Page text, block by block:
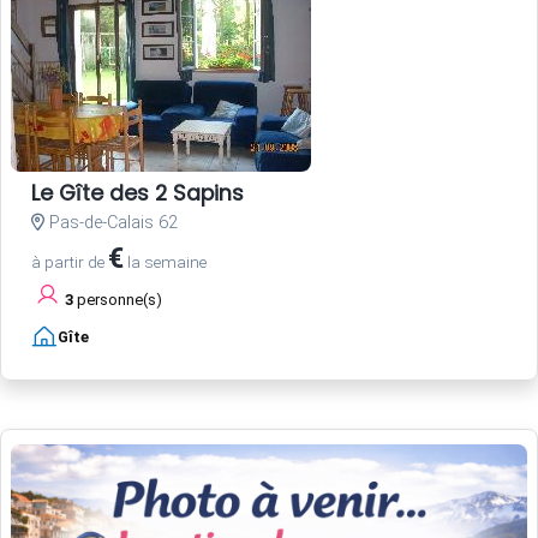
Le Gîte des 2 Sapins
Pas-de-Calais 62
à partir de € la semaine
3 personne(s)
Gîte